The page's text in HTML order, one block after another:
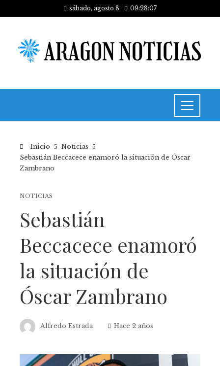
sábado, agosto 8 09:28:08
Inicio
Noticias
Sebastián Beccacece enamoró la situación de Óscar
Zambrano
NOTICIAS
Sebastián
Beccacece enamoró
la situación de
Óscar Zambrano
Alfredo Estrada Hace 2 años